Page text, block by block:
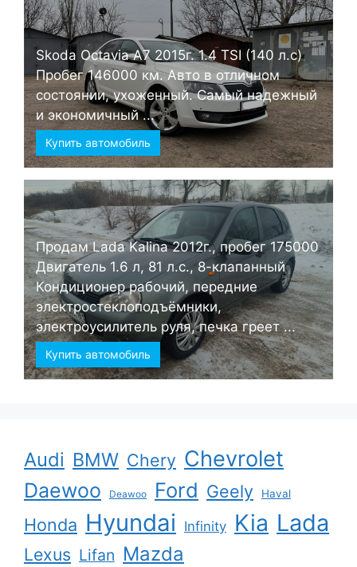
Skoda Octavia А7 2015г. 1.4 TSI (140 л.с)
Пробег 146000 км. Авто в отличном
состоянии, ухоженный. Самый надежный
и экономичный ...
Купить автомобиль
Продам Lada Kalina 2012г., пробег 175000
Двигатель 1.6 л, 81 л.с., 8-клапанный
Кондиционер рабочий, передние
электростеклоподъёмники,
электроусилитель руля, печка греет ...
Купить автомобиль
Audi BMW Chery Chevrolet
Daewoo Deawoo Ford Geely Haval
Honda Hyundai Infinity Kia Lada
Lexus Lifan Mazda